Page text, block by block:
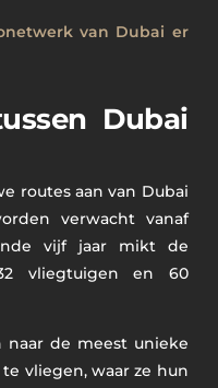
van Dubai er
Dubai
routes aan van Dubai
verwacht vanaf
vijf jaar mikt de
vliegtuigen en 60
naar de meest unieke
vliegen, waar ze hun